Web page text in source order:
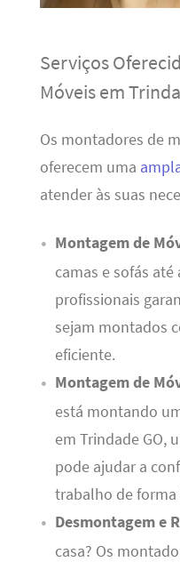
Serviços
Móveis em
Os montadores de
oferecem uma
atender às suas
Montagem de
camas e sofás
profissionais
sejam montados
eficiente.
Montagem de
está montando
em Trindade GO,
pode ajudar a
trabalho de
Desmontagem e
casa? Os